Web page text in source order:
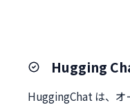
Hugging
HuggingChat は、オ